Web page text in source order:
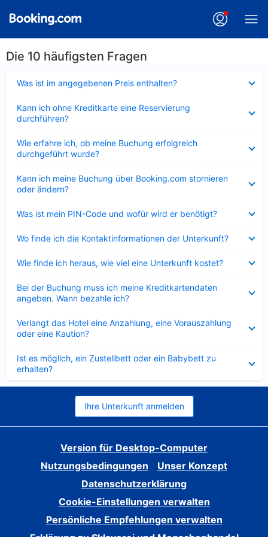
Die 10 häufigsten Fragen
Was ist im angegebenen Preis enthalten?
Kann ich ohne Kreditkarte eine Reservierung
durchführen?
Wie erfahre ich, ob meine Buchung erfolgreich
durchgeführt wurde?
Kann ich meine Buchung über Booking.com stornieren
oder ändern?
Was ist mein PIN-Code und wofür wird er benötigt?
Wo finde ich die Kontaktinformationen der Unterkunft?
Wie finde ich heraus, wie viel eine Unterkunft kostet?
Bei der Buchung muss ich meine Kreditkartendaten
angeben. Wann bezahle ich?
Verlangt das Hotel eine Anzahlung, eine Vorauszahlung
oder eine Kaution?
Ist es möglich, ein Zustellbett oder ein Babybett zu
erhalten?
Ihre Unterkunft anmelden
Version für Desktop-Computer
Nutzungsbedingungen
Unser Konzept
Datenschutzerklärung
Cookie-Einstellungen verwalten
Persönliche Empfehlungen verwalten